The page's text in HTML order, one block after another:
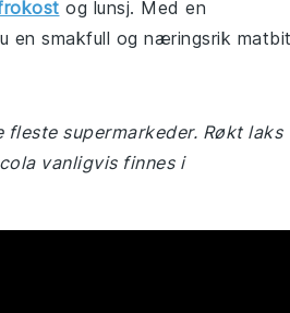
og lunsj. Med en
en smakfull og næringsrik matbit
supermarkeder. Røkt laks
vanligvis finnes i